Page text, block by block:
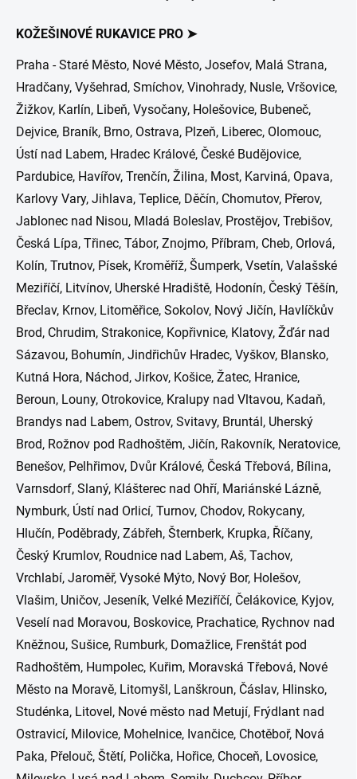
KOŽEŠINOVÉ RUKAVICE PRO ➤
Praha - Staré Město, Nové Město, Josefov, Malá Strana,
Hradčany, Vyšehrad, Smíchov, Vinohrady, Nusle, Vršovice,
Žižkov, Karlín, Libeň, Vysočany, Holešovice, Bubeneč,
Dejvice, Braník, Brno, Ostrava, Plzeň, Liberec, Olomouc,
Ústí nad Labem, Hradec Králové, České Budějovice,
Pardubice, Havířov, Trenčín, Žilina, Most, Karviná, Opava,
Karlovy Vary, Jihlava, Teplice, Děčín, Chomutov, Přerov,
Jablonec nad Nisou, Mladá Boleslav, Prostějov, Trebišov,
Česká Lípa, Třinec, Tábor, Znojmo, Příbram, Cheb, Orlová,
Kolín, Trutnov, Písek, Kroměříž, Šumperk, Vsetín, Valašské
Meziříčí, Litvínov, Uherské Hradiště, Hodonín, Český Těšín,
Břeclav, Krnov, Litoměřice, Sokolov, Nový Jičín, Havlíčkův
Brod, Chrudim, Strakonice, Kopřivnice, Klatovy, Žďár nad
Sázavou, Bohumín, Jindřichův Hradec, Vyškov, Blansko,
Kutná Hora, Náchod, Jirkov, Košice, Žatec, Hranice,
Beroun, Louny, Otrokovice, Kralupy nad Vltavou, Kadaň,
Brandys nad Labem, Ostrov, Svitavy, Bruntál, Uherský
Brod, Rožnov pod Radhoštěm, Jičín, Rakovník, Neratovice,
Benešov, Pelhřimov, Dvůr Králové, Česká Třebová, Bílina,
Varnsdorf, Slaný, Klášterec nad Ohří, Mariánské Lázně,
Nymburk, Ústí nad Orlicí, Turnov, Chodov, Rokycany,
Hlučín, Poděbrady, Zábřeh, Šternberk, Krupka, Říčany,
Český Krumlov, Roudnice nad Labem, Aš, Tachov,
Vrchlabí, Jaroměř, Vysoké Mýto, Nový Bor, Holešov,
Vlašim, Uničov, Jeseník, Velké Meziříčí, Čelákovice, Kyjov,
Veselí nad Moravou, Boskovice, Prachatice, Rychnov nad
Kněžnou, Sušice, Rumburk, Domažlice, Frenštát pod
Radhoštěm, Humpolec, Kuřim, Moravská Třebová, Nové
Město na Moravě, Litomyšl, Lanškroun, Čáslav, Hlinsko,
Studénka, Litovel, Nové město nad Metují, Frýdlant nad
Ostravicí, Milovice, Mohelnice, Ivančice, Chotěboř, Nová
Paka, Přelouč, Štětí, Polička, Hořice, Choceň, Lovosice,